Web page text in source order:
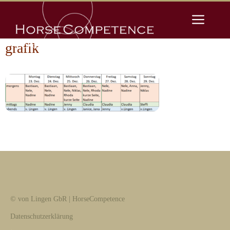
springen
grafik
© von Lingen GbR | HorseCompetence
Datenschutzerklärung